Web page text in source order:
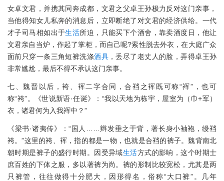
女卓文君，并携其同奔成都，文君之父卓王孙极力反对这门亲事，
当他得知女儿私奔的消息后，立即断绝了对文君的经济供给。一代
才子司马相如出于生活所迫，只能买下个酒舍，靠卖酒度日，他让
文君亲自当炉，作起了掌柜，而自己呢?索性脱去外衣，在大庭广众
面前只穿一条三角短裤洗涤酒具 ，丢尽了老丈人的脸，弄得卓王孙
非常尴尬，最后不得不承认这门亲事。
七、魏晋以后，袴、裈二字合同，合裆之裈既可称“裈”，也可
称“袴”。《世说新语·任诞》：“我以天地为栋宇，屋室为（巾+军）
衣，诸君何为入我裈中？”
《梁书·诸夷传》：“国人……辫发垂之于背，著长身小袖袍，缦裆
袴。”这里的袴、裈，指的都是一物，也就是合裆的裤子。魏背南北
朝时期是裤子的盛行时期。因受异域生活方式的影响，这个时期士
庶百姓的下体之服，多以著裤为尚。裤的形制比较宽松，尤其是两
只裤管，往往做得十分肥大，因形得名，俗称“大口裤”。几年